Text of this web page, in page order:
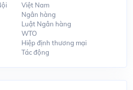
Việt Nam
Ngân hàng
Luật Ngân hàng
WTO
Hiệp định thương mại
Tác động